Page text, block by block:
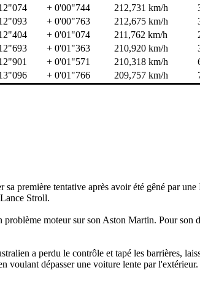
+ 0'00"744 212,731 km/h
+ 0'00"763 212,675 km/h
+ 0'01"074 211,762 km/h
+ 0'01"363 210,920 km/h
+ 0'01"571 210,318 km/h
+ 0'01"766 209,757 km/h
première tentative après avoir été gêné par
Stroll.
moteur sur son Aston Martin. Pour son
a perdu le contrôle et tapé les barrières,
voulant dépasser une voiture lente par l'extérieur.